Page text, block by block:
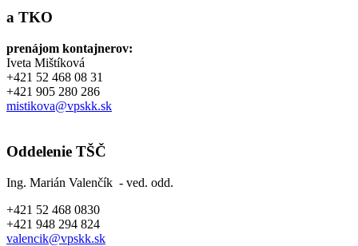
a TKO
prenájom kontajnerov:
Iveta Mištíková
+421 52 468 08 31
+421 905 280 286
mistikova@vpskk.sk
Oddelenie TŠČ
Ing. Marián Valenčík - ved. odd.
+421 52 468 0830
+421 948 294 824
valencik@vpskk.sk